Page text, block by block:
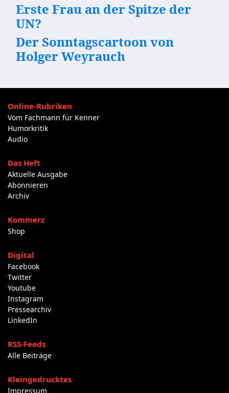
Erste Frau an der Spitze der
UN?
Der Sonntagscartoon von
Holger Weyrauch
Online-Rubriken
Vom Fachmann für Kenner
Humorkritik
Audio
Das Heft
Aktuelle Ausgabe
Abonnieren
Archiv
Kommerz
Shop
Digital
Facebook
Twitter
Youtube
Instagram
Pressearchiv
LinkedIn
RSS-Feeds
Alle Beiträge
Kleingedrucktes
Impressum